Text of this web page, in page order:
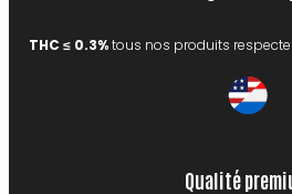
THC ≤ 0.3%tous nos produits
Qualité